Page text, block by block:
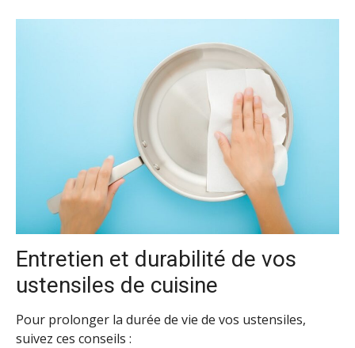
Entretien et durabilité de vos
ustensiles de cuisine
Pour prolonger la durée de vie de vos ustensiles,
suivez ces conseils :